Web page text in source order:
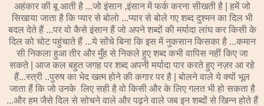
अहंकार की बू आती है ...जो इंसान ,इंसान में फर्क करना सीखती है | हमें जो
सिखाया जाता है कि प्यार से बोलो ...प्यार से बोले गए शब्द दुश्मन का दिल भी
बदल देते हैं ...पर वो कैसे इंसान हैं जो अपने शब्दों की मर्यादा लांघ कर किसी के
दिल को चोट पहुंचाते हैं ...ये सोंचे बिना कि इस में नुकसान किसका है ...कमान
सी निकला हुआ तीर और मुँह से निकले हुए शब्द कभी वापिस नहीं किए जा
सकते | आज कल बहुत जगह पर शब्द अपनी मर्यादा पार करते हुए नज़र आ रहे
हैं...स्त्री ..पुरुष का भेद खत्म होने की कगार पर है | बोलने वाले ये क्यों भूल
जाता हैं कि जो उनके लिए सही है वो किसी और के लिए गलत भी हो सकता है
...और हम जैसे दिल से सोचने वाले और पढ़ने वाले जब इन शब्दों से खिन्न होते हैं